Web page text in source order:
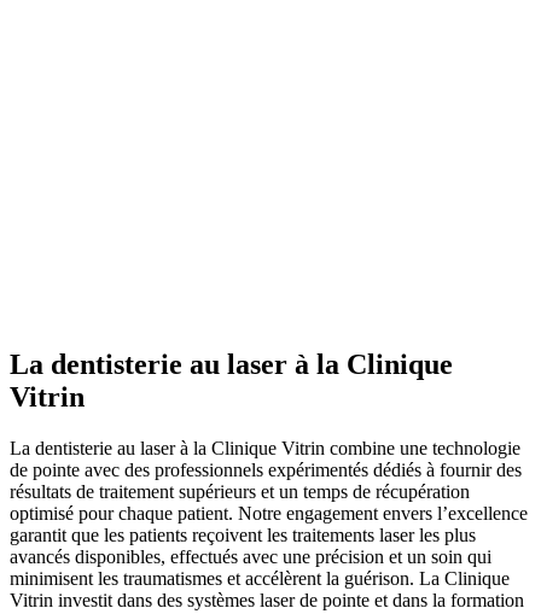
La dentisterie au laser à la Clinique
Vitrin
La dentisterie au laser à la Clinique Vitrin combine une technologie
de pointe avec des professionnels expérimentés dédiés à fournir des
résultats de traitement supérieurs et un temps de récupération
optimisé pour chaque patient. Notre engagement envers l’excellence
garantit que les patients reçoivent les traitements laser les plus
avancés disponibles, effectués avec une précision et un soin qui
minimisent les traumatismes et accélèrent la guérison. La Clinique
Vitrin investit dans des systèmes laser de pointe et dans la formation